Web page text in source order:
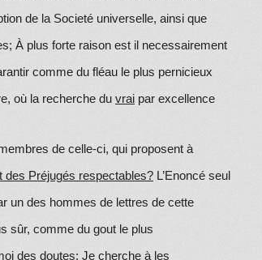
de la Societé universelle, ainsi que
À plus forte raison est il necessairement
comme du fléau le plus pernicieux
où la recherche du vrai par excellence
de celle-ci, qui proposent à
des Préjugés respectables? L’Enoncé seul
un des hommes de lettres de cette
sûr, comme du gout le plus
des doutes; Je cherche à les